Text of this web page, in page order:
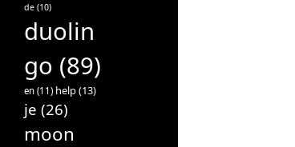
de (10)
duolin
go (89)
en (11) help(13)
je (26)
moon